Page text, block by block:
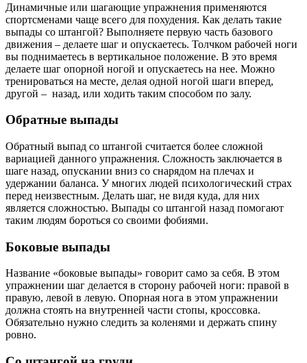
Динамичные или шагающие упражнения применяются
спортсменами чаще всего для похудения. Как делать такие
выпады со штангой? Выполняете первую часть базового
движения – делаете шаг и опускаетесь. Толчком рабочей ноги
вы поднимаетесь в вертикальное положение. В это время
делаете шаг опорной ногой и опускаетесь на нее. Можно
тренироваться на месте, делая одной ногой шаги вперед,
другой – назад, или ходить таким способом по залу.
Обратные выпады
Обратный выпад со штангой считается более сложной
вариацией данного упражнения. Сложность заключается в
шаге назад, опускании вниз со снарядом на плечах и
удержании баланса. У многих людей психологический страх
перед неизвестным. Делать шаг, не видя куда, для них
является сложностью. Выпады со штангой назад помогают
таким людям бороться со своими фобиями.
Боковые выпады
Название «боковые выпады» говорит само за себя. В этом
упражнении шаг делается в сторону рабочей ноги: правой в
правую, левой в левую. Опорная нога в этом упражнении
должна стоять на внутренней части стопы, кроссовка.
Обязательно нужно следить за коленями и держать спину
ровно.